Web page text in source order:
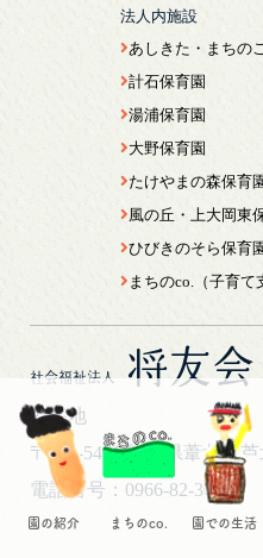
園の紹介 まちのco. 園での生活
社会福祉法人 将友会
所在地
〒869-5461熊本県葦北郡芦
電話番号：0966-82-3044
法人内施設
あしきた・まちの
計石保育園
湯浦保育園
大野保育園
たけやまの森保育
風の丘・上大岡東
ひびきのそら保育
まちのco.（子育て